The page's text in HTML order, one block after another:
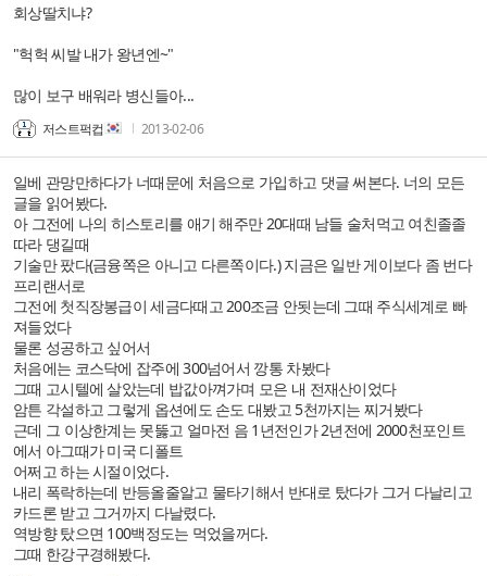
회상딸치냐?
"헉헉 씨발 내가 왕년엔~"
많이 보구 배워라 병신들아...
저스트퍽컵 2013-02-06
일베 관망만하다가 너때문에 처음으로 가입하고 댓글 써본다. 너의 모든
글을 읽어봤다.
아 그전에 나의 히스토리를 애기 해주만 20대때 남들 술처먹고 여친졸졸
따라 댕길때
기술만 팠다(금융쪽은 아니고 다른쪽이다.) 지금은 일반 게이보다 좀 번다
프리랜서로
그전에 첫직장봉급이 세금다때고 200조금 안됫는데 그때 주식세계로 빠
져들었다
물론 성공하고 싶어서
처음에는 코스닥에 잡주에 300넘어서 깡통 차봤다
그때 고시텔에 살았는데 밥값아껴가며 모은 내 전재산이었다
암튼 각설하고 그렇게 옵션에도 손도 대봤고 5천까지는 찌거봤다
근데 그 이상한계는 못뚫고 얼마전 음 1년전인가 2년전에 2000천포인트
에서 아그때가 미국 디폴트
어쩌고 하는 시절이었다.
내리 폭락하는데 반등올줄알고 물타기해서 반대로 탔다가 그거 다날리고
카드론 받고 그거까지 다날렸다.
역방향 탔으면 100백정도는 먹었을꺼다.
그때 한강구경해봤다.